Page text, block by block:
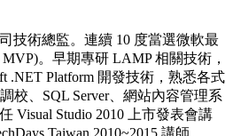
技術總監。連續 10 度當選微軟最
。早期專研 LAMP 相關技術，
.NET Platform 開發技術，熟悉各式
校、SQL Server、網站內容管理系
Visual Studio 2010 上市發表會講